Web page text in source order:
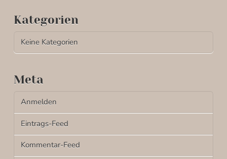
Kategorien
Keine Kategorien
Meta
Anmelden
Eintrags-Feed
Kommentar-Feed